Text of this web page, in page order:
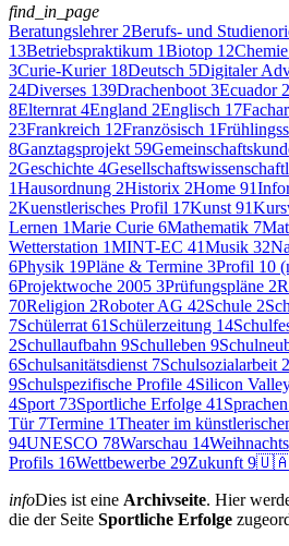
find_in_page
Beratungslehrer 2Berufs- und
13Betriebspraktikum 1Biotop 12Chemie
3Curie-Kurier 18Deutsch 5Digitaler
24Diverses 139Drachenboot 3Ecuador
8Elternrat 4England 2Englisch 17
23Frankreich 12Französisch 1
8Ganztagsprojekt 59
2Geschichte 4
1Hausordnung 2Historix 2Home 91
2Kuenstlerisches Profil 17Kunst 91
Lernen 1Marie Curie 6Mathematik 7
Wetterstation 1MINT-EC 41Musik 32
6Physik 19Pläne & Termine 3Profil 10
6Projektwoche 2005 3Prüfungspläne 2
70Religion 2Roboter AG 42Schule 2
7Schülerrat 61 Schülerzeitung 14
2Schullaufbahn 9Schulleben 9
6Schulsanitätsdienst 7Schulsozialarbeit
9Schulspezifische Profile 4Silicon
4Sport 73Sportliche Erfolge 41 Sprachen
Tür 7Termine 1Theater im
94UNESCO 78Warschau 14
Profils 16Wettbewerbe 29Zukunft 9🇺🇦
infoDies ist eine Archivseite. Hier
die der Seite Sportliche Erfolge